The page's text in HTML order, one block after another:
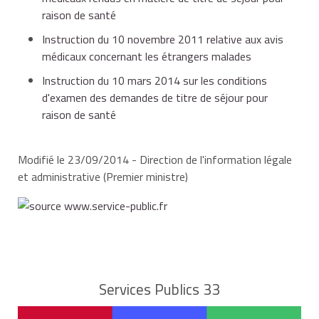
et la liste des médecins agréés dans le
département.
Vous n'avez pas à produire de certificat médical en
Vous devez faire établir un rapport médical par :
un médecin agréé (liste donnée en préfecture),
raison de santé
Instruction du 10 novembre 2011 relative aux avis
médicaux concernant les étrangers malades
Instruction du 10 mars 2014 sur les conditions
d'examen des demandes de titre de séjour pour
raison de santé
Modifié le 23/09/2014 - Direction de l'information légale
et administrative (Premier ministre)
Services Publics 33